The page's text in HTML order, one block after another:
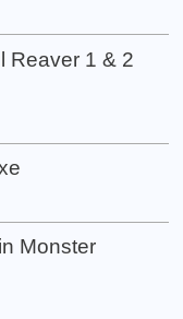
Reaver 1 & 2
Monster